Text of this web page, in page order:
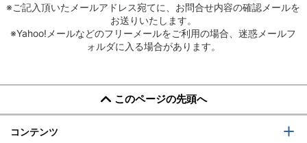
※ご記入頂いたメールアドレス宛てに、お問合せ内容の確認メールを
お送りいたします。
※Yahoo!メールなどのフリーメールをご利用の場合、迷惑メールフ
ォルダに入る場合があります。
このページの先頭へ
コンテンツ